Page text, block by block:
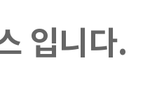
입니다.